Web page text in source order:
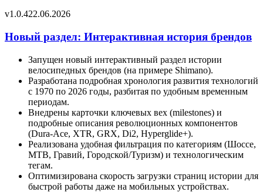
v1.0.422.06.2026
Новый раздел: Интерактивная история брендов
Запущен новый интерактивный раздел истории
велосипедных брендов (на примере Shimano).
Разработана подробная хронология развития технологий
с 1970 по 2026 годы, разбитая по удобным временным
периодам.
Внедрены карточки ключевых вех (milestones) и
подробные описания революционных компонентов
(Dura-Ace, XTR, GRX, Di2, Hyperglide+).
Реализована удобная фильтрация по категориям (Шоссе,
MTB, Гравий, Городской/Туризм) и технологическим
тегам.
Оптимизирована скорость загрузки страниц истории для
быстрой работы даже на мобильных устройствах.